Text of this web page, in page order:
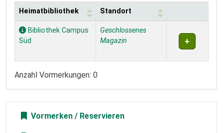
Exemplare
Heimatbibliothek Standort
Bibliothek Campus
Süd
Geschlossenes
Magazin
Anzahl Vormerkungen: 0
Vormerken